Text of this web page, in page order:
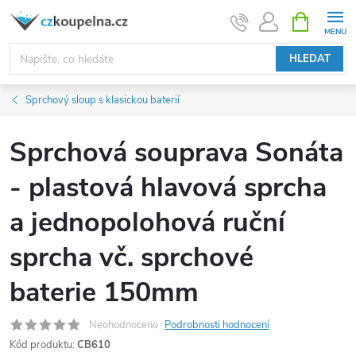
Přejít
obsah
HLEDAT
NÁKUPNÍ
KOŠÍK
Sprchový sloup s klasickou baterií
Sprchová souprava Sonáta
- plastová hlavová sprcha
a jednopolohová ruční
sprcha vč. sprchové
baterie 150mm
Neohodnoceno Podrobnosti hodnocení
Kód produktu: CB610